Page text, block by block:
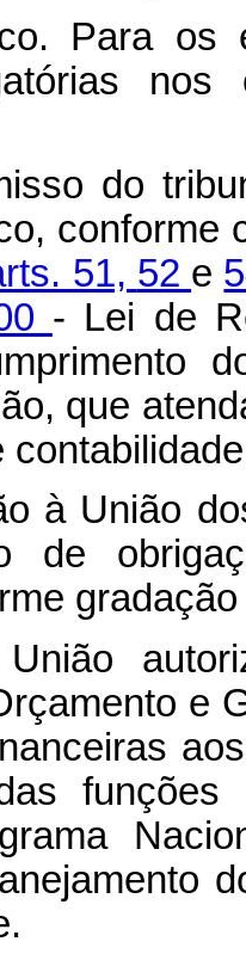
Para
nos
do
conforme
51, 52 e
- Lei de
que
à União
de
e